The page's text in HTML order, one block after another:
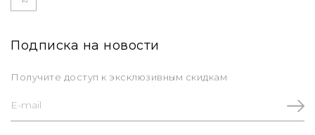
Подписка на новости
Получите доступ к эксклюзивным скидкам